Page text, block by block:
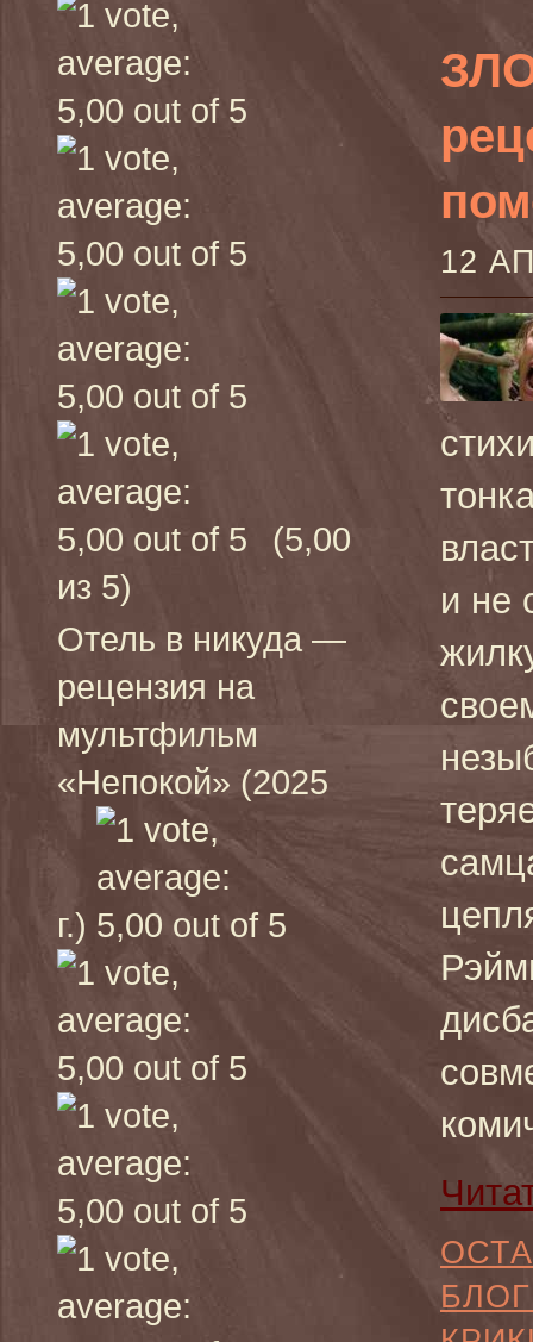
(5,00
из 5)
Отель в никуда —
рецензия на
мультфильм
«Непокой» (2025
г.)
12
и не
БЛОГ